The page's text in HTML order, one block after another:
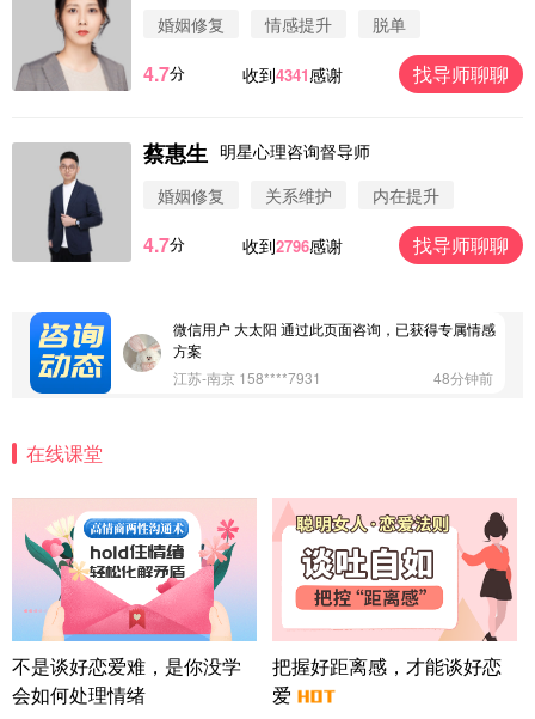
婚姻修复
情感提升 脱单
4.7分 收到4341感谢 找导师聊聊
蔡惠生 明星心理咨询督导师
婚姻修复
关系维护 内在提升
4.7分 收到2796感谢 找导师聊聊
微信用户 圆圈 通过此页面咨询，已获得专属情感方
浙江-杭州 183****4847
32分钟前
微信用户 Vnno 通过此页面咨询，已获得专属情感方
微信用户 大太阳 通过此页面咨询，已获得专属情感
方案
江苏-南京 158****7931
48分钟前
情感方案
北京-朝阳 151****3189
22分钟前
微信用户 巧?媚儿 通过此页面咨询，已获得专属情感
方案
上海-浦东 177****9074
56分钟前
微信用户 Liberty 通过此页面咨询，已获得专属情感
方案
广东-广州 188****5632
在线课堂
不是谈好恋爱难，是你没学
会如何处理情绪
把握好距离感，才能谈好恋
爱